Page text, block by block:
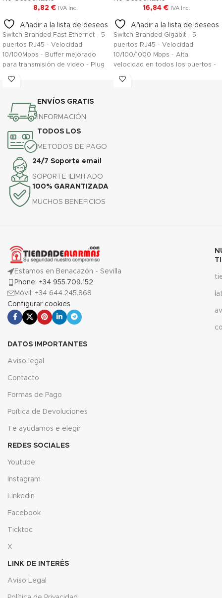
8,82 € IVA Inc.
Añadir a la lista de deseos
Switch Branded Fast Ethernet - 5
puertos RJ45 - Velocidad
10/100Mbps - Buffer mejorado
para transmisión de video - Plug
and Play - Carcasa Metálica para
16,84 € IVA Inc.
Añadir a la lista de deseos
Switch Branded Gigabit - 5
puertos RJ45 - Velocidad
10/100/1000 Mbps - Alta
velocidad en todos los puertos -
Específico para redes de alto
ENVÍOS GRATIS
INFORMACIÓN
TODOS LOS
METODOS DE PAGO
24/7 Soporte email
SOPORTE ILIMITADO
100% GARANTIZADA
MUCHOS BENEFICIOS
Estamos en Benacazón - Sevilla
Phone: +34 955.709.152
Móvil: +34 644.245.868
Configurar cookies
DATOS IMPORTANTES
Aviso legal
Contacto
Formas de Pago
Poítica de Devoluciones
Te ayudamos e elegir
REDES SOCIALES
Youtube
Instagram
Linkedin
Facebook
Ticktoc
X
LINK DE INTERÉS
Aviso Legal